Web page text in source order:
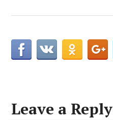
Leave a Reply